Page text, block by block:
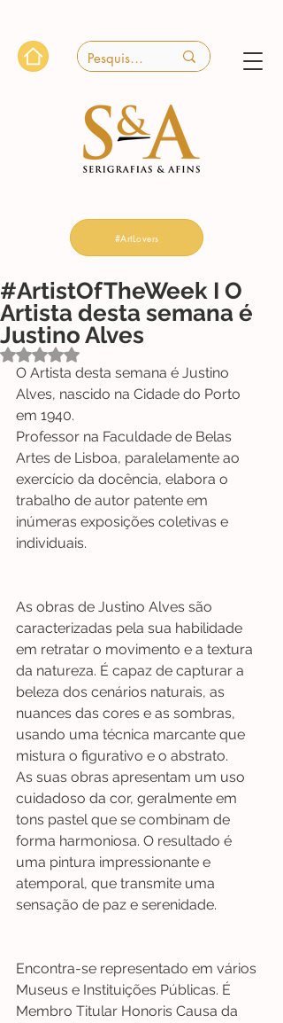
#ArtLovers
#ArtistOfTheWeek I O
Artista desta semana é
Justino Alves
Avaliado com NaN de 5 estrelas.
O Artista desta semana é Justino
Alves, nascido na Cidade do Porto
em 1940.
Professor na Faculdade de Belas
Artes de Lisboa, paralelamente ao
exercício da docência, elabora o
trabalho de autor patente em
inúmeras exposições coletivas e
individuais.
As obras de Justino Alves são
caracterizadas pela sua habilidade
em retratar o movimento e a textura
da natureza. É capaz de capturar a
beleza dos cenários naturais, as
nuances das cores e as sombras,
usando uma técnica marcante que
mistura o figurativo e o abstrato.
As suas obras apresentam um uso
cuidadoso da cor, geralmente em
tons pastel que se combinam de
forma harmoniosa. O resultado é
uma pintura impressionante e
atemporal, que transmite uma
sensação de paz e serenidade.
Encontra-se representado em vários
Museus e Instituições Públicas. É
Membro Titular Honoris Causa da